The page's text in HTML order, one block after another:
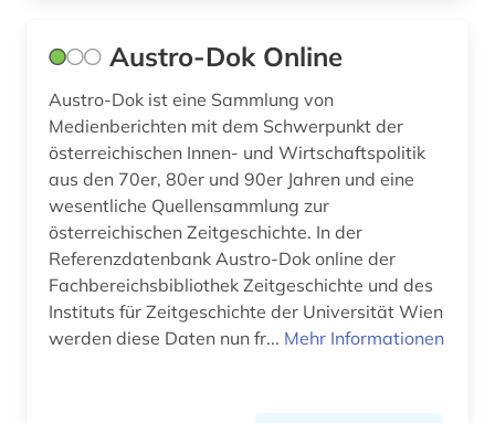
politikerin (1)
politikwissenschaft (1)
politische bildung (2)
politische wissenschaft (2)
politisches system (1)
politologie (1)
Austro-Dok Online
Austro-Dok ist eine Sammlung von
Medienberichten mit dem Schwerpunkt der
österreichischen Innen- und Wirtschaftspolitik
aus den 70er, 80er und 90er Jahren und eine
wesentliche Quellensammlung zur
österreichischen Zeitgeschichte. In der
Referenzdatenbank Austro-Dok online der
Fachbereichsbibliothek Zeitgeschichte und des
Instituts für Zeitgeschichte der Universität Wien
werden diese Daten nun fr... Mehr Informationen